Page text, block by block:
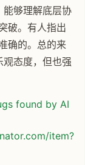
能够理解底层协
破。有人指出
确的。总的来
态度，但也强
found by AI
item?